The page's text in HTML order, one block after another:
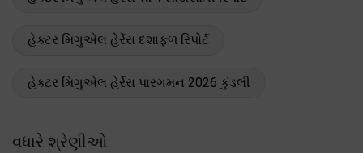
હેક્ટર મિગુએલ હેર્રેરા દશાફળ રિપોર્ટ
હેક્ટર મિગુએલ હેર્રેરા પારગમન 2026 કુંડલી
વધારે શ્રેણીઓ